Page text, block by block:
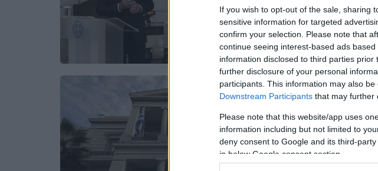
If you wish to opt-out of the sale, sharing
sensitive information for targeted
confirm your selection. Please note that
continue seeing interest-based ads
information disclosed to third parties
further disclosure of your personal
participants. This information may also
Downstream Participants that may further
Please note that this website/app uses
information including but not limited to
deny consent to Google and its third-
in below Google consent section.
οι
Ελλάδας-
τουρκικός
Πολιτική|
Την Τρίτη
γύρος
Ελλάδας -
Την Τρίτη 22
διεξαχθεί